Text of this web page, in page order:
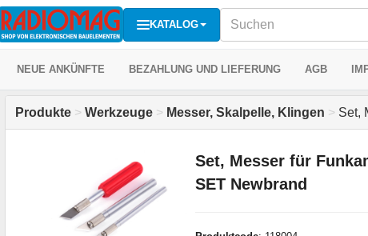
KATALOG
NEUE ANKÜNFTE BEZAHLUNG UND LIEFERUNG AGB
Produkte > Werkzeuge > Messer, Skalpelle, Klingen > Set,
Set, Messer für
SET Newbrand